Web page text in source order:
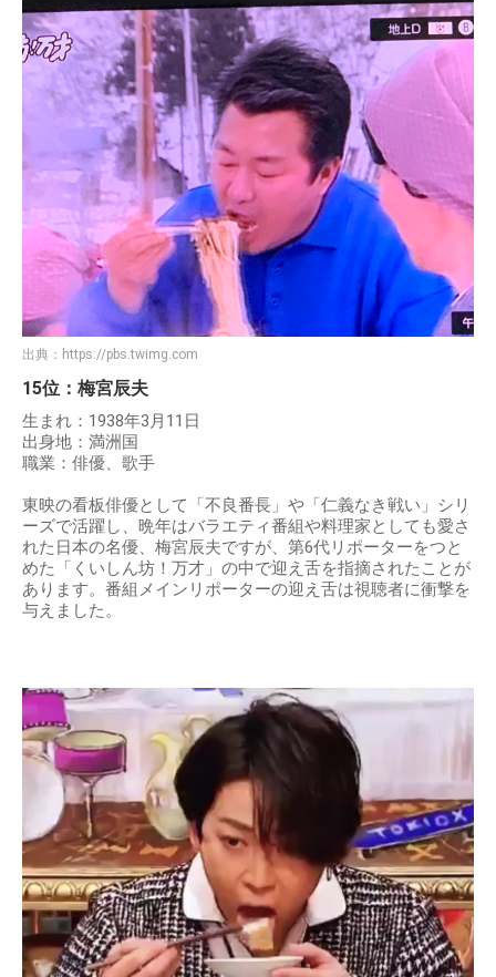
出典： https://pbs.twimg.com
15位：梅宮辰夫
生まれ：1938年3月11日
出身地：満洲国
職業：俳優、歌手
東映の看板俳優として「不良番長」や「仁義なき戦い」シリ
ーズで活躍し、晩年はバラエティ番組や料理家としても愛さ
れた日本の名優、梅宮辰夫ですが、第6代リポーターをつと
めた「くいしん坊！万才」の中で迎え舌を指摘されたことが
あります。番組メインリポーターの迎え舌は視聴者に衝撃を
与えました。